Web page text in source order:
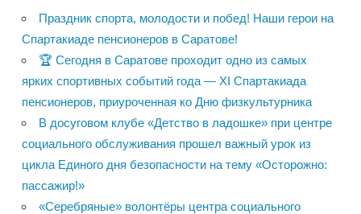
Праздник спорта, молодости и побед! Наши герои на
Спартакиаде пенсионеров в Саратове!
🏆 Сегодня в Саратове проходит одно из самых
ярких спортивных событий года — XI Спартакиада
пенсионеров, приуроченная ко Дню физкультурника
В досуговом клубе «Детство в ладошке» при центре
социального обслуживания прошел важный урок из
цикла Единого дня безопасности на тему «Осторожно:
пассажир!»
«Серебряные» волонтёры центра социального